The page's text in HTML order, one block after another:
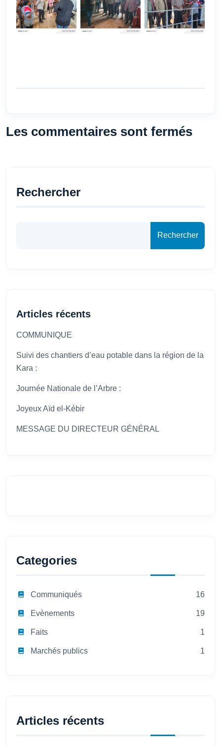
Les commentaires sont fermés
Rechercher
Rechercher
Articles récents
COMMUNIQUE
Suivi des chantiers d’eau potable dans la région de la
Kara :
Journée Nationale de l’Arbre :
Joyeux Aïd el-Kébir
MESSAGE DU DIRECTEUR GÉNÉRAL
Categories
Communiqués 16
Evènements 19
Faits 1
Marchés publics 1
Articles récents